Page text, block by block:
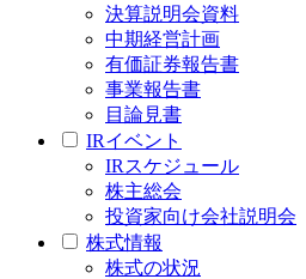
決算説明会資料
中期経営計画
有価証券報告書
事業報告書
目論見書
IRイベント
IRスケジュール
株主総会
投資家向け会社説明会
株式情報
株式の状況